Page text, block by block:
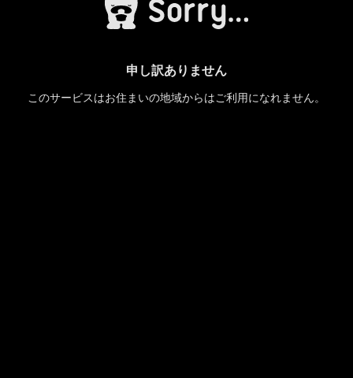
申し訳ありません
このサービスはお住まいの地域からはご利用になれません。